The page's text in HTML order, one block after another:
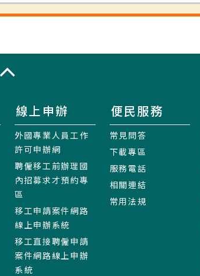
線上申辦
外國專業人員工作
許可申辦網
聘僱移工前辦理國
內招募求才預約專
區
移工申請案件網路
線上申辦系統
移工直接聘僱申請
案件網路線上申辦
系統
便民服務
常見問答
下載專區
服務電話
相關連結
常用法規